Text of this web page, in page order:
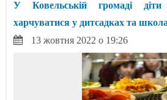
У Ковельській громаді діти
харчуватися у дитсадках та
13 жовтня 2022 о 19:26